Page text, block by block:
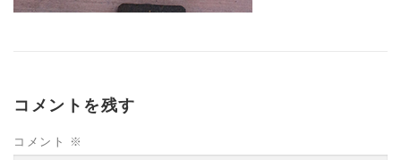
コメントを残す
コメント ※